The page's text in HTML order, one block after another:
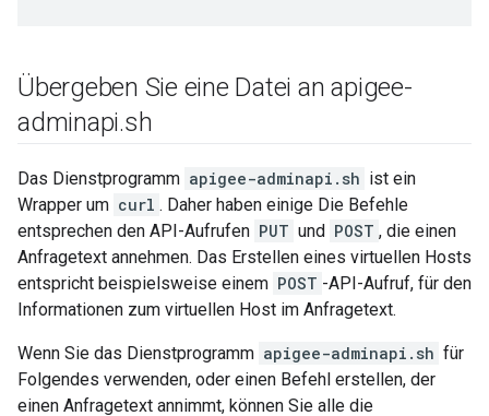
Übergeben Sie eine Datei an apigee-
adminapi.sh
Das Dienstprogramm apigee-adminapi.sh ist ein
Wrapper um curl . Daher haben einige Die Befehle
entsprechen den API-Aufrufen PUT und POST , die einen
Anfragetext annehmen. Das Erstellen eines virtuellen Hosts
entspricht beispielsweise einem POST -API-Aufruf, für den
Informationen zum virtuellen Host im Anfragetext.
Wenn Sie das Dienstprogramm apigee-adminapi.sh für
Folgendes verwenden, oder einen Befehl erstellen, der
einen Anfragetext annimmt, können Sie alle die